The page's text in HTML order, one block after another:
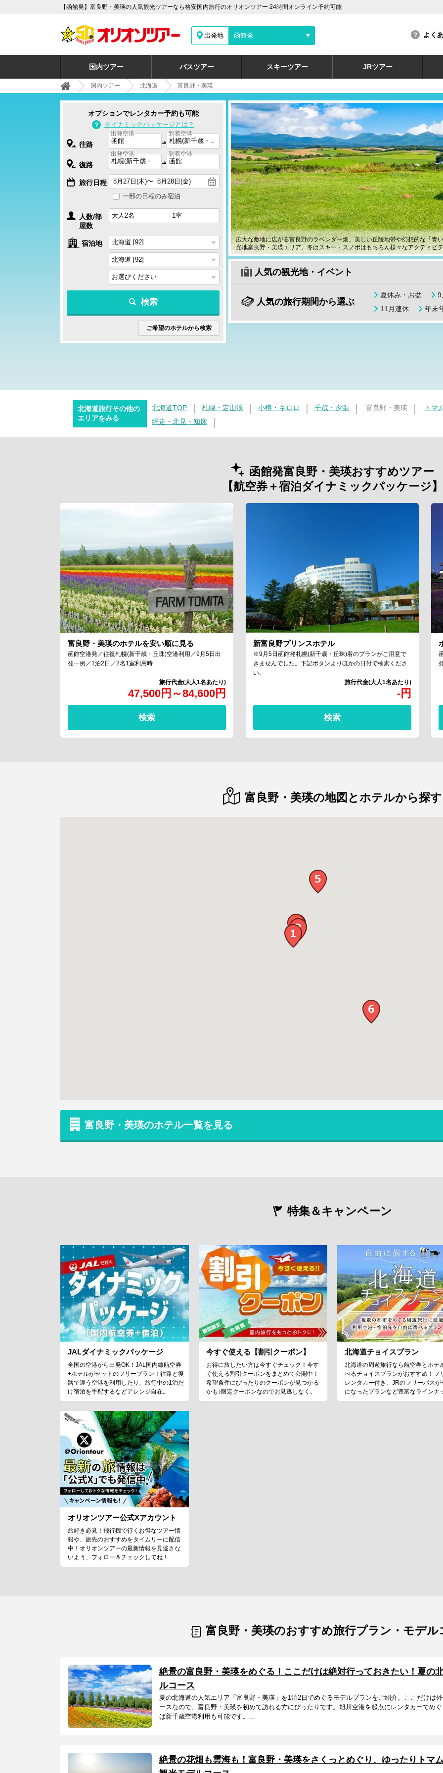
【函館発】富良野・美瑛の人気観光ツアーなら格安国内旅行のオリオンツアー 24時間オンライン予約可能
出発地 函館発 よく
国内ツアー バスツアー スキーツアー JRツアー
国内ツアー 北海道 富良野・美瑛
広大な敷地に広がる富良野のラベンダー畑、美しい丘陵地帯や幻想的な「青
光地富良野・美瑛エリア。冬はスキー・スノボはもちろん様々なアクティビ
人気の観光地・イベント
人気の旅行期間から選ぶ
夏休み・お盆
9
11月連休
年末
オプションでレンタカー予約も可能
ダイナミックパッケージとは？
往路
出発空港 到着空港
復路
出発空港 到着空港
旅行日程
一部の日程のみ宿泊
人数/部
屋数
宿泊地
検索
ご希望のホテルから検索
北海道旅行その他の
エリアをみる
北海道TOP 札幌・定山渓 小樽・キロロ 千歳・夕張 富良野・美瑛
トマ
網走・北見・知床
函館発富良野・美瑛おすすめツアー
【航空券＋宿泊ダイナミックパッケージ】
富良野・美瑛のホテルを安い順に見る
47,500円 ～84,600円
函館空港発／往復札幌(新千歳・丘珠)空港利用／9月5日出
発一例／1泊2日／2名1室利用時
検索
新富良野プリンスホテル
-円
※9月5日函館発札幌(新千歳・丘珠)着のプランがご用意で
きませんでした。下記ボタンよりほかの日付で検索くださ
い。
検索
富良野・美瑛の地図とホテルから探す
富良野・美瑛のホテル一覧を見る
特集＆キャンペーン
JALダイナミックパッケージ
全国の空港から出発OK！JAL国内線航空券
+ホテルがセットのフリープラン！往路と復
路で違う空港を利用したり、旅行中の1泊だ
け宿泊を手配するなどアレンジ自在。
今すぐ使える【割引クーポン】
お得に旅したい方は今すぐチェック！今す
ぐ使える割引クーポンをまとめて公開中！
希望条件にぴったりのクーポンが見つかる
かも♪限定クーポンなのでお見逃しなく。
北海道チョイスプラン
北海道の周遊旅行なら航空券とホテ
べるチョイスプランがおすすめ！フ
レンタカー付き、JRのフリーパスが
になったプランなど豊富なラインナ
オリオンツアー公式Xアカウント
旅好き必見！飛行機で行くお得なツアー情
報や、旅先のおすすめをタイムリーに配信
中！オリオンツアーの最新情報を見逃さな
いよう、フォロー＆チェックしてね！
富良野・美瑛のおすすめ旅行プラン・モデル
絶景の富良野・美瑛をめぐる！ここだけは絶対行っておきたい！夏の
ルコース
夏の北海道の人気エリア「富良野・美瑛」を1泊2日でめぐるモデルプランをご紹介。ここだけは
ースなので、富良野・美瑛を初めて訪れる方にぴったりです。旭川空港を起点にレンタカーでめ
ば新千歳空港利用も可能です。...
絶景の花畑も雲海も！富良野・美瑛をさくっとめぐり、ゆったりトマ